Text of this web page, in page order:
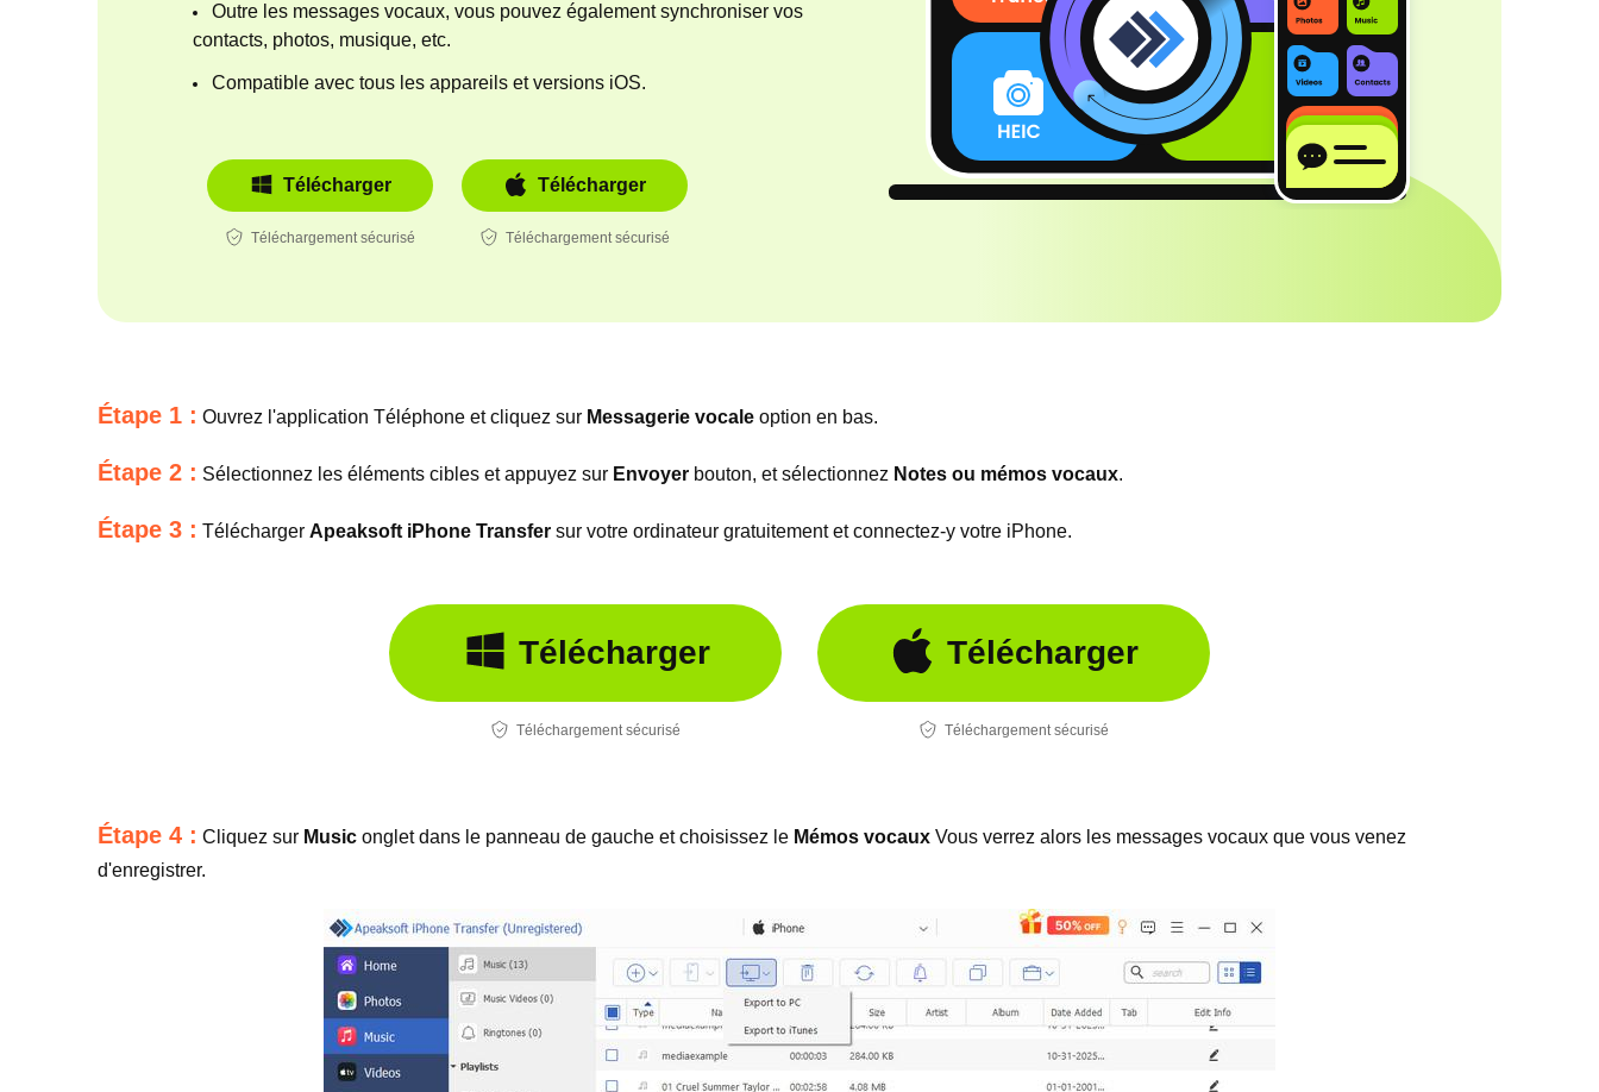
Outre les messages vocaux, vous pouvez également synchroniser vos
contacts, photos, musique, etc.
Compatible avec tous les appareils et versions iOS.
Télécharger
Téléchargement sécurisé
Télécharger
Téléchargement sécurisé
Étape 1 : Ouvrez l'application Téléphone et cliquez sur Messagerie vocale option en bas.
Étape 2 : Sélectionnez les éléments cibles et appuyez sur Envoyer bouton, et sélectionnez Notes ou mémos vocaux.
Étape 3 : Télécharger Apeaksoft iPhone Transfer sur votre ordinateur gratuitement et connectez-y votre iPhone.
Télécharger
Téléchargement sécurisé
Télécharger
Téléchargement sécurisé
Étape 4 : Cliquez sur Music onglet dans le panneau de gauche et choisissez le Mémos vocaux Vous verrez alors les messages vocaux que vous venez
d'enregistrer.